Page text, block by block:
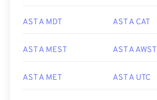
AST A MDT AST A CAT
AST A MEST AST A AWST
AST A MET AST A UTC